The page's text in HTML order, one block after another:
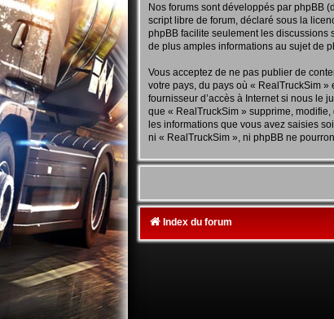
Nos forums sont développés par phpBB
script libre de forum, déclaré sous la
phpBB facilite seulement les discussions
de plus amples informations au sujet de
Vous acceptez de ne pas publier de
votre pays, du pays où « RealTruckSim
fournisseur d’accès à Internet si nous le
que « RealTruckSim » supprime,
les informations que vous avez saisies
ni « RealTruckSim », ni phpBB ne
Index du forum